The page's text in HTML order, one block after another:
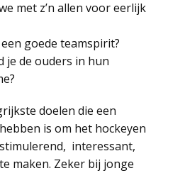
met z’n allen voor eerlijk
goede teamspirit?
je de ouders in hun
doelen die een
is om het hockeyen
interessant,
maken. Zeker bij jonge